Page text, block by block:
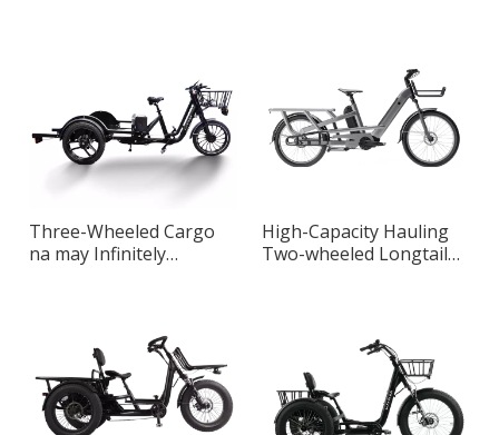
Three-Wheeled Cargo
na may Infinitely
High-Capacity Hauling
Two-wheeled Longtail